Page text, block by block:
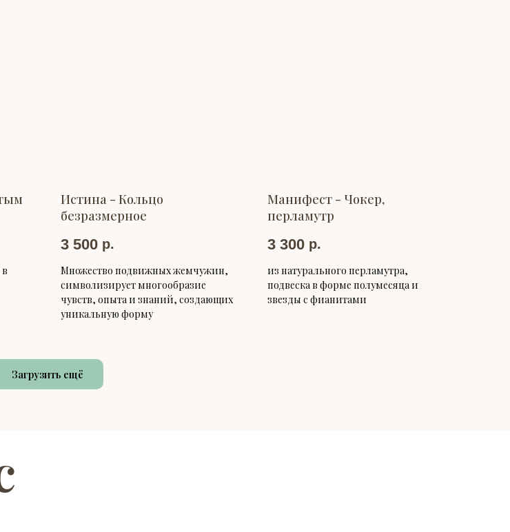
Истина - Кольцо
безразмерное
3 500 р.
Множество подвижных жемчужин,
символизирует многообразие
чувств, опыта и знаний, создающих
уникальную форму
Манифест - Чокер,
перламутр
3 300 р.
из натурального перламутра,
подвеска в форме полумесяца и
звезды с фианитами
Загрузить ещё